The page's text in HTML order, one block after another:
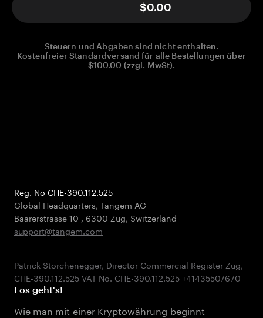
$0.00
Steuern und Abgaben sind nicht enthalten.
Kostenfreier Standardversand für alle Bestellungen über
$100.00 (zzgl. MwSt).
Reg. No CHE-390.112.525
Global Headquarters, Tangem AG
Baarerstrasse 10 , 6300 Zug, Switzerland
support@tangem.com
Patrick Storchenegger, Director Commercial Register Zug,
Los geht's!
Wie man mit einer Kryptowährung beginnt